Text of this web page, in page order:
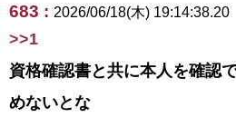
683 : 2026/06/18(木) 19:14:38.20
>>1
資格確認書と共に本人を確認
めないとな